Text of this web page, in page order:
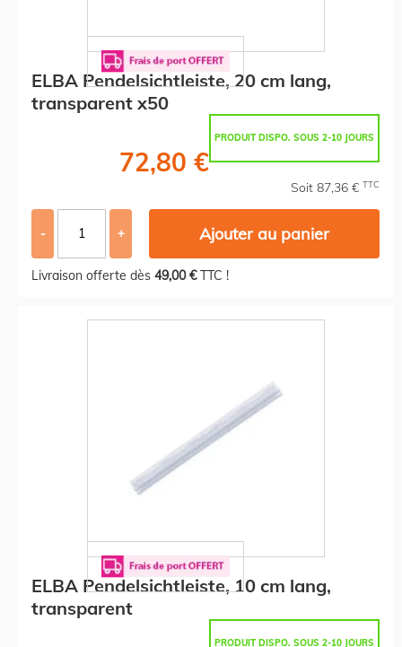
ELBA Pendelsichtleiste, 20 cm lang,
transparent x50
PRODUIT DISPO. SOUS 2-10 JOURS
72,80 €
Soit 87,36 € TTC
- + Ajouter au panier
Livraison offerte dès 49,00 €TTC !
ELBA Pendelsichtleiste, 10 cm lang,
transparent
PRODUIT DISPO. SOUS 2-10 JOURS